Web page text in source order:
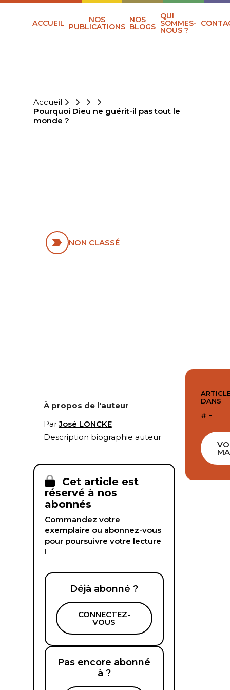
ACCUEIL NOS
PUBLICATIONS
NOS
BLOGS
QUI
SOMMES-
NOUS ?
Accueil
Pourquoi Dieu ne guérit-il pas tout le
monde ?
NON CLASSÉ
À propos de l'auteur
ParJosé LONCKE
Description biographie auteur
Cet article est
réservé à nos
abonnés
Commandez votre
exemplaire ou abonnez-vous
pour poursuivre votre lecture
!
Déjà abonné ?
CONNECTEZ-
VOUS
Pas encore abonné
à ?
DANS
# -